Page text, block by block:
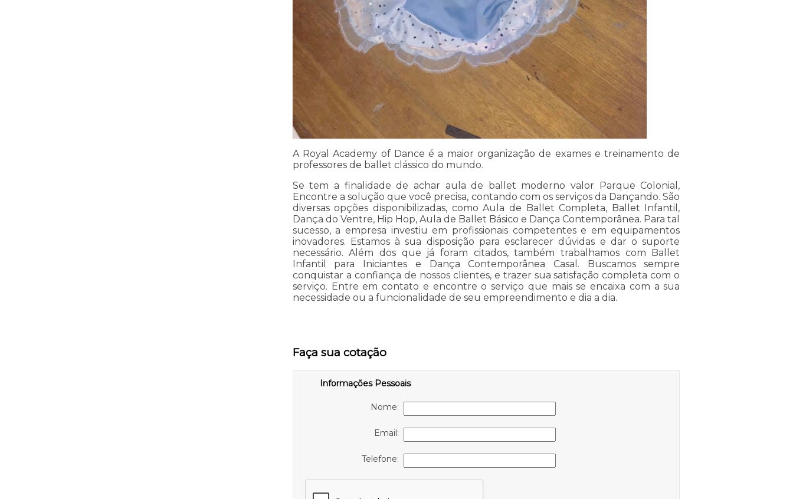
A Royal Academy of Dance é a maior organização de exames e treinamento de
professores de ballet clássico do mundo.
Se tem a finalidade de achar aula de ballet moderno valor Parque Colonial,
Encontre a solução que você precisa, contando com os serviços da Dançando. São
diversas opções disponibilizadas, como Aula de Ballet Completa, Ballet Infantil,
Dança do Ventre, Hip Hop, Aula de Ballet Básico e Dança Contemporânea. Para tal
sucesso, a empresa investiu em profissionais competentes e em equipamentos
inovadores. Estamos à sua disposição para esclarecer dúvidas e dar o suporte
necessário. Além dos que já foram citados, também trabalhamos com Ballet
Infantil para Iniciantes e Dança Contemporânea Casal. Buscamos sempre
conquistar a confiança de nossos clientes, e trazer sua satisfação completa com o
serviço. Entre em contato e encontre o serviço que mais se encaixa com a sua
necessidade ou a funcionalidade de seu empreendimento e dia a dia.
Faça sua cotação
Informações Pessoais
Nome:
Email:
Telefone: